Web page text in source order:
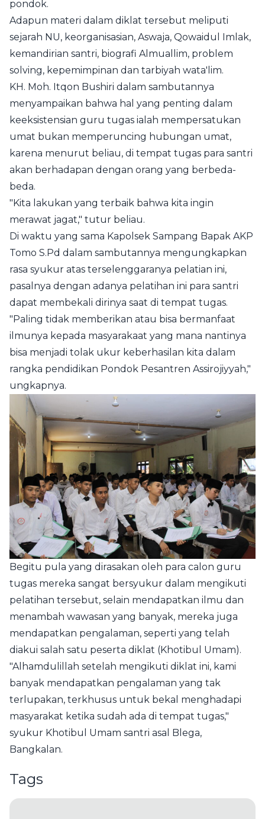
pondok.
Adapun materi dalam diklat tersebut meliputi
sejarah NU, keorganisasian, Aswaja, Qowaidul Imlak,
kemandirian santri, biografi Almuallim, problem
solving, kepemimpinan dan tarbiyah wata'lim.
KH. Moh. Itqon Bushiri dalam sambutannya
menyampaikan bahwa hal yang penting dalam
keeksistensian guru tugas ialah mempersatukan
umat bukan memperuncing hubungan umat,
karena menurut beliau, di tempat tugas para santri
akan berhadapan dengan orang yang berbeda-
beda.
"Kita lakukan yang terbaik bahwa kita ingin
merawat jagat," tutur beliau.
Di waktu yang sama Kapolsek Sampang Bapak AKP
Tomo S.Pd dalam sambutannya mengungkapkan
rasa syukur atas terselenggaranya pelatian ini,
pasalnya dengan adanya pelatihan ini para santri
dapat membekali dirinya saat di tempat tugas.
"Paling tidak memberikan atau bisa bermanfaat
ilmunya kepada masyarakaat yang mana nantinya
bisa menjadi tolak ukur keberhasilan kita dalam
rangka pendidikan Pondok Pesantren Assirojiyyah,"
ungkapnya.
Begitu pula yang dirasakan oleh para calon guru
tugas mereka sangat bersyukur dalam mengikuti
pelatihan tersebut, selain mendapatkan ilmu dan
menambah wawasan yang banyak, mereka juga
mendapatkan pengalaman, seperti yang telah
diakui salah satu peserta diklat (Khotibul Umam).
"Alhamdulillah setelah mengikuti diklat ini, kami
banyak mendapatkan pengalaman yang tak
terlupakan, terkhusus untuk bekal menghadapi
masyarakat ketika sudah ada di tempat tugas,"
syukur Khotibul Umam santri asal Blega,
Bangkalan.
Tags